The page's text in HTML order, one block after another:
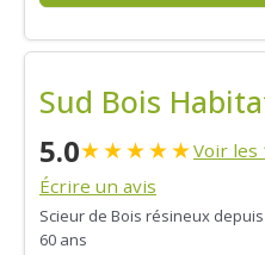
Sud Bois
5.0★★★★★Voir les
Écrire un avis
Scieur de Bois résineux
60 ans